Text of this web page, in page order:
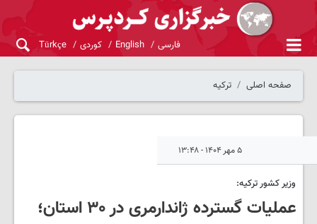
فارسی English کوردی Türkçe
صفحه اصلی ترکیه
۵ مهر ۱۴۰۴ - ۱۳:۴۸
وزیر کشور ترکیه:
عملیات گسترده ژاندارمری در ۳۰ استان؛